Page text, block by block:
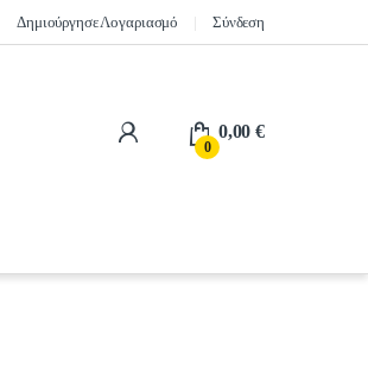
Δημιούργησε Λογαριασμό Σύνδεση
0
0,00€